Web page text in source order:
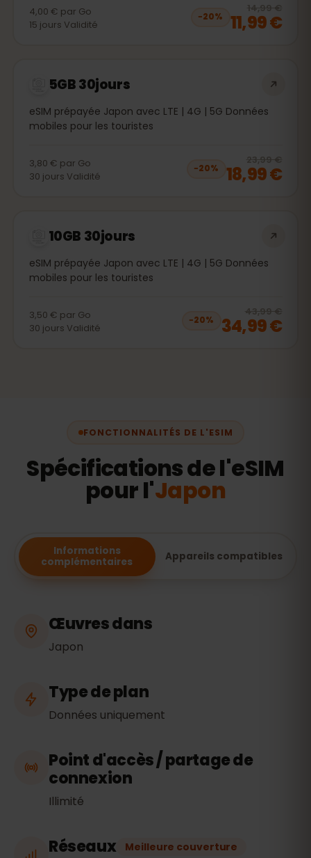
4,00 € par Go
15 jours Validité
−20%
14,99 €
11,99 €
5GB 30jours
eSIM prépayée Japon avec LTE | 4G | 5G Données
mobiles pour les touristes
3,80 € par Go
30 jours Validité
−20%
23,99 €
18,99 €
10GB 30jours
eSIM prépayée Japon avec LTE | 4G | 5G Données
mobiles pour les touristes
3,50 € par Go
30 jours Validité
−20%
43,99 €
34,99 €
FONCTIONNALITÉS DE L'ESIM
Spécifications de l'eSIM
pour l'Japon
Informations
complémentaires
Appareils compatibles
Œuvres dans
Japon
Type de plan
Données uniquement
Point d'accès / partage de
connexion
Illimité
Réseaux Meilleure couverture